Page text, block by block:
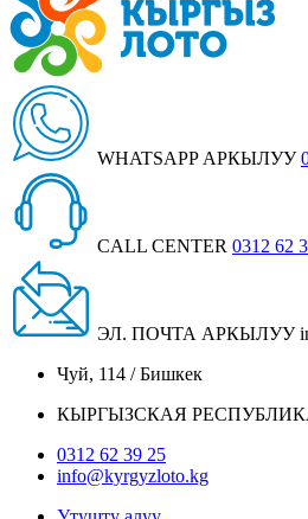
WHATSAPP АРКЫЛУУ
CALL CENTER 0312 62
ЭЛ. ПОЧТА АРКЫЛУУ
Чуй, 114 / Бишкек
КЫРГЫЗСКАЯ
0312 62 39 25
info@kyrgyzloto.kg